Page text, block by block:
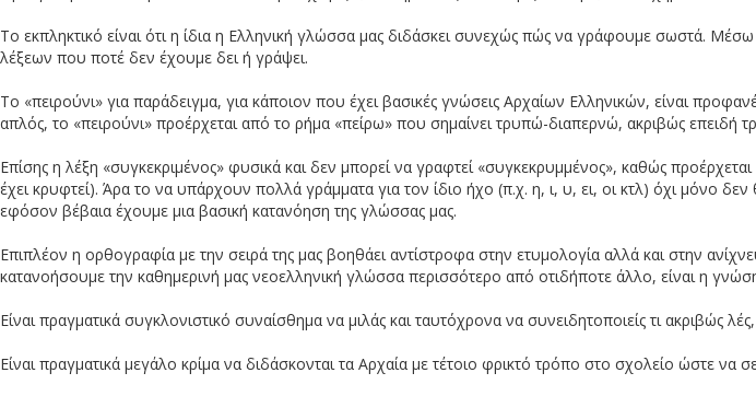
Γιαννακάκη νέα γενική γραμματέας
δορυφόρος πάνω από τα
πέρασε από την Ελλάδα δηλώνει πως είναι
Το εκπληκτικό είναι ότι η ίδια η Ελληνική γλώσσα μας διδάσκει συνεχώς πώς να γράφουμε σωστά.
λέξεων που ποτέ δεν έχουμε δει ή γράψει.
Το «πειρούνι» για παράδειγμα, για κάποιον που έχει βασικές γνώσεις Αρχαίων Ελληνικών, είναι
απλός, το «πειρούνι» προέρχεται από το ρήμα «πείρω» που σημαίνει τρυπώ-διαπερνώ, ακριβώς επειδή
Επίσης η λέξη «συγκεκριμένος» φυσικά και δεν μπορεί να γραφτεί «συγκεκρυμμένος», καθώς
έχει κρυφτεί). Άρα το να υπάρχουν πολλά γράμματα για τον ίδιο ήχο (π.χ. η, ι, υ, ει, οι κτλ) όχι μόνο
εφόσον βέβαια έχουμε μια βασική κατανόηση της γλώσσας μας.
Επιπλέον η ορθογραφία με την σειρά της μας βοηθάει αντίστροφα στην ετυμολογία αλλά και στην
κατανοήσουμε την καθημερινή μας νεοελληνική γλώσσα περισσότερο από οτιδήποτε άλλο, είναι η
Είναι πραγματικά συγκλονιστικό συναίσθημα να μιλάς και ταυτόχρονα να συνειδητοποιείς τι ακριβώς
Είναι πραγματικά μεγάλο κρίμα να διδάσκονται τα Αρχαία με τέτοιο φρικτό τρόπο στο σχολείο ώστε να